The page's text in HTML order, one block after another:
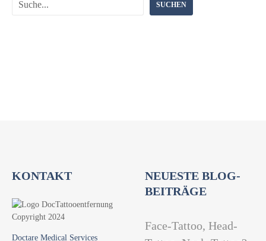
SUCHEN
KONTAKT
Doctare Medical Services
NEUESTE BLOG-
BEITRÄGE
Face-Tattoo, Head-